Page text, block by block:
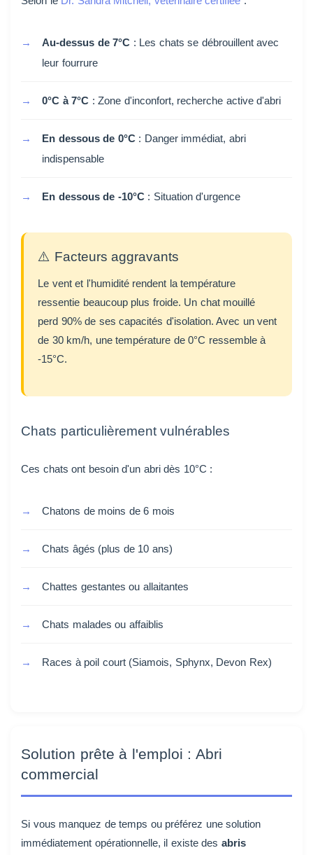
Au-dessus de 7°C : Les chats se débrouillent avec
leur fourrure
0°C à 7°C : Zone d'inconfort, recherche active d'abri
En dessous de 0°C: Danger immédiat, abri
indispensable
En dessous de -10°C: Situation d'urgence
⚠️ Facteurs aggravants
Le vent et l'humidité rendent la température
ressentie beaucoup plus froide. Un chat mouillé
perd 90% de ses capacités d'isolation. Avec un vent
de 30 km/h, une température de 0°C ressemble à
-15°C.
Chats particulièrement vulnérables
Ces chats ont besoin d'un abri dès 10°C :
Chatons de moins de 6 mois
Chats âgés (plus de 10 ans)
Chattes gestantes ou allaitantes
Chats malades ou affaiblis
Races à poil court (Siamois, Sphynx, Devon Rex)
Solution prête à l'emploi : Abri
commercial
Si vous manquez de temps ou préférez une solution
immédiatement opérationnelle, il existe des abris